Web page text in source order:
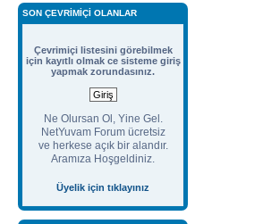
SON ÇEVRIMIÇI OLANLAR
Çevrimiçi listesini görebilmek
için kayıtlı olmak ce sisteme giriş
yapmak zorundasınız.
Ne Olursan Ol, Yine Gel.
NetYuvam Forum ücretsiz
ve herkese açık bir alandır.
Aramıza Hoşgeldiniz.
Üyelik için tıklayınız